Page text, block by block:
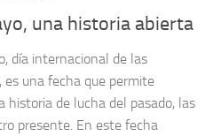
una historia abierta
día internacional de las
es una fecha que permite
historia de lucha del pasado, las
presente. En este fecha